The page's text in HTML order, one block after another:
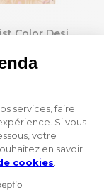
To Do List Color Design 10 x 18 cm.
5,90 €